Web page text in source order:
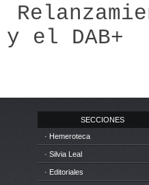
y el DAB+
SECCIONES
· Hemeroteca
· Silvia Leal
· Editoriales